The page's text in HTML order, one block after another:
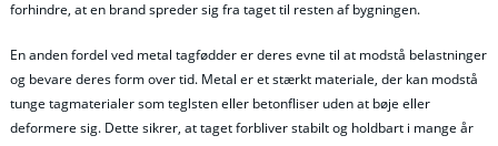
forhindre, at en brand spreder sig fra taget til resten af bygningen.
En anden fordel ved metal tagfødder er deres evne til at modstå belastninger
og bevare deres form over tid. Metal er et stærkt materiale, der kan modstå
tunge tagmaterialer som teglsten eller betonfliser uden at bøje eller
deformere sig. Dette sikrer, at taget forbliver stabilt og holdbart i mange år